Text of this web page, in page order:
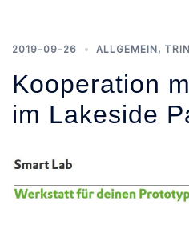
2019-09-26 ALLGEMEIN,
Kooperation
im Lakeside